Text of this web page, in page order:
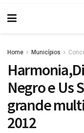
Home Municípios
Negro e Us
grande
2012